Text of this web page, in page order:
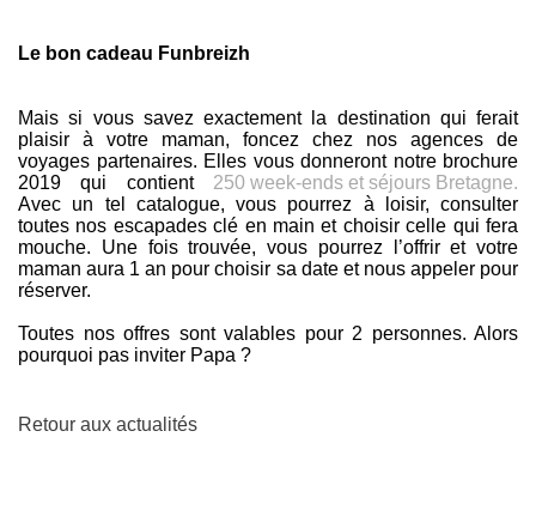
Le bon cadeau Funbreizh
Mais si vous savez exactement la destination qui ferait
plaisir à votre maman, foncez chez nos agences de
voyages partenaires. Elles vous donneront notre brochure
2019 qui contient 250 week-ends et séjours Bretagne.
Avec un tel catalogue, vous pourrez à loisir, consulter
toutes nos escapades clé en main et choisir celle qui fera
mouche. Une fois trouvée, vous pourrez l’offrir et votre
maman aura 1 an pour choisir sa date et nous appeler pour
réserver.
Toutes nos offres sont valables pour 2 personnes. Alors
pourquoi pas inviter Papa ?
Retour aux actualités